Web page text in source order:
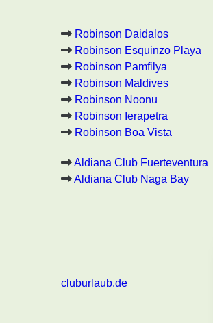
Robinson Daidalos
Robinson Esquinzo Playa
Robinson Pamfilya
Robinson Maldives
Robinson Noonu
Robinson Ierapetra
Robinson Boa Vista
Aldiana Club Fuerteventura
Aldiana Club Naga Bay
cluburlaub.de